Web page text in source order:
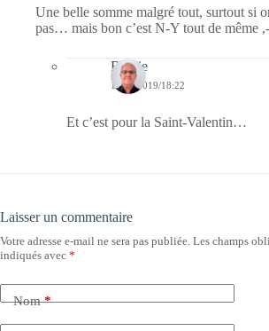
Une belle somme malgré tout, surtout si
pas… mais bon c’est N-Y tout de même
Bernie
13/02/2019/18:22
Et c’est pour la Saint-Valentin…
Laisser un commentaire
Votre adresse e-mail ne sera pas publiée. Les champs
indiqués avec *
Nom*